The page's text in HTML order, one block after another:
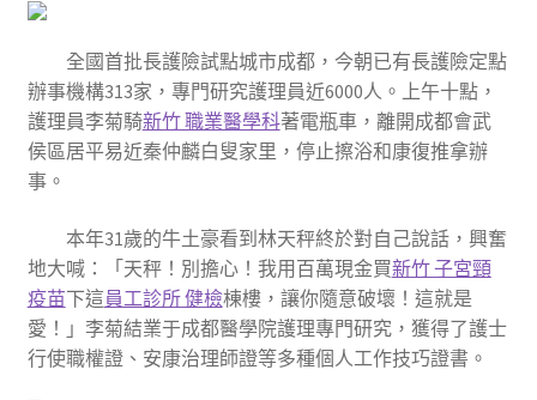
全國首批長護險試點城市成都，今朝已有長護險定點
辦事機構313家，專門研究護理員近6000人。上午十點，
護理員李菊騎新竹 職業醫學科著電瓶車，離開成都會武
侯區居平易近秦仲麟白叟家里，停止擦浴和康復推拿辦
事。
本年31歲的牛土豪看到林天秤終於對自己說話，興奮
地大喊：「天秤！別擔心！我用百萬現金買新竹 子宮頸
疫苗下這員工診所 健檢棟樓，讓你隨意破壞！這就是
愛！」李菊結業于成都醫學院護理專門研究，獲得了護士
行使職權證、安康治理師證等多種個人工作技巧證書。